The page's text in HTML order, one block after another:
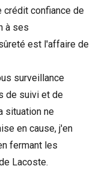
crédit confiance de
à ses
est l'affaire de
surveillance
de suivi et de
situation ne
en cause, j'en
fermant les
Lacoste.